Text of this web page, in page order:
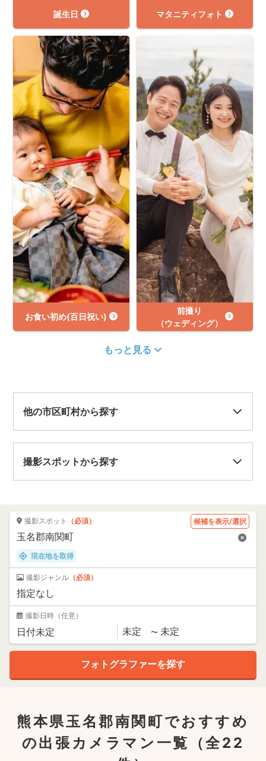
誕生日 マタニティフォト
お食い初め(百日祝い)
前撮り
（ウェディング）
もっと見る
他の市区町村から探す
撮影スポットから探す
撮影スポット （必須） 候補を表示/選択
現在地を取得
撮影ジャンル （必須）
撮影日時 （任意）
熊本県玉名郡南関町でおすすめ
の出張カメラマン一覧
（全22